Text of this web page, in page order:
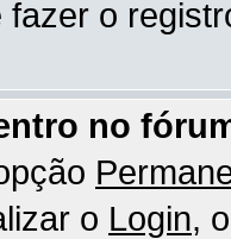
o
no
o Login,